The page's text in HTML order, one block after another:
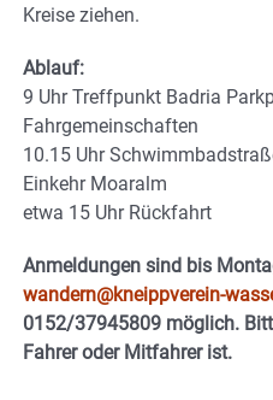
Kreise ziehen.
Ablauf:
9 Uhr Treffpunkt Badria
Fahrgemeinschaften
10.15 Uhr
Einkehr Moaralm
etwa 15 Uhr Rückfahrt
Anmeldungen sind bis
wandern@kneippverein-
0152/37945809 möglich.
Fahrer oder Mitfahrer ist.